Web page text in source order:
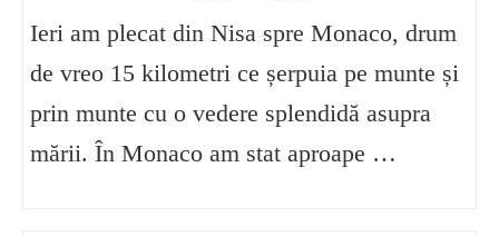
Ieri am plecat din Nisa spre Monaco, drum
de vreo 15 kilometri ce șerpuia pe munte și
prin munte cu o vedere splendidă asupra
mării. În Monaco am stat aproape …